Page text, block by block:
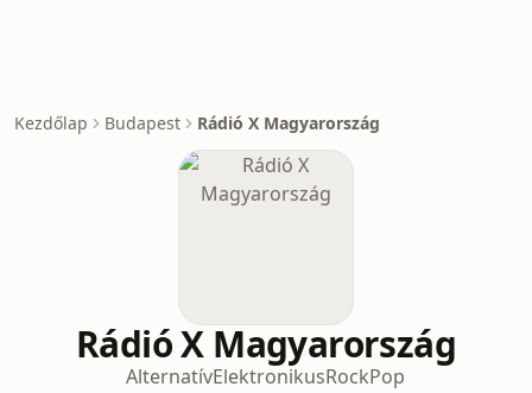
Kezdőlap Budapest Rádió X Magyarország
Rádió X Magyarország
AlternatívElektronikusRockPop